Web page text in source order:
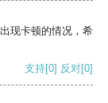
现卡顿的情况，希
支持[0] 反对[0]